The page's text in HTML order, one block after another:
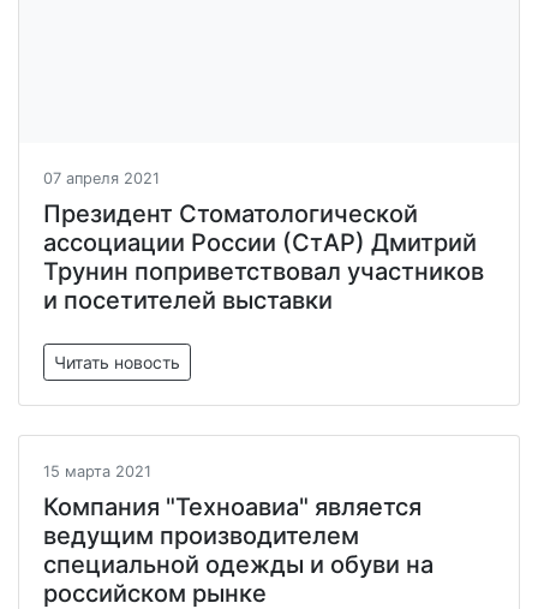
07 апреля 2021
Президент Стоматологической
ассоциации России (СтАР) Дмитрий
Трунин поприветствовал участников
и посетителей выставки
Читать новость
15 марта 2021
Компания "Техноавиа" является
ведущим производителем
специальной одежды и обуви на
российском рынке